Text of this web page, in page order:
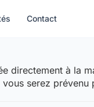
Contact
directement à la
serez prévenu